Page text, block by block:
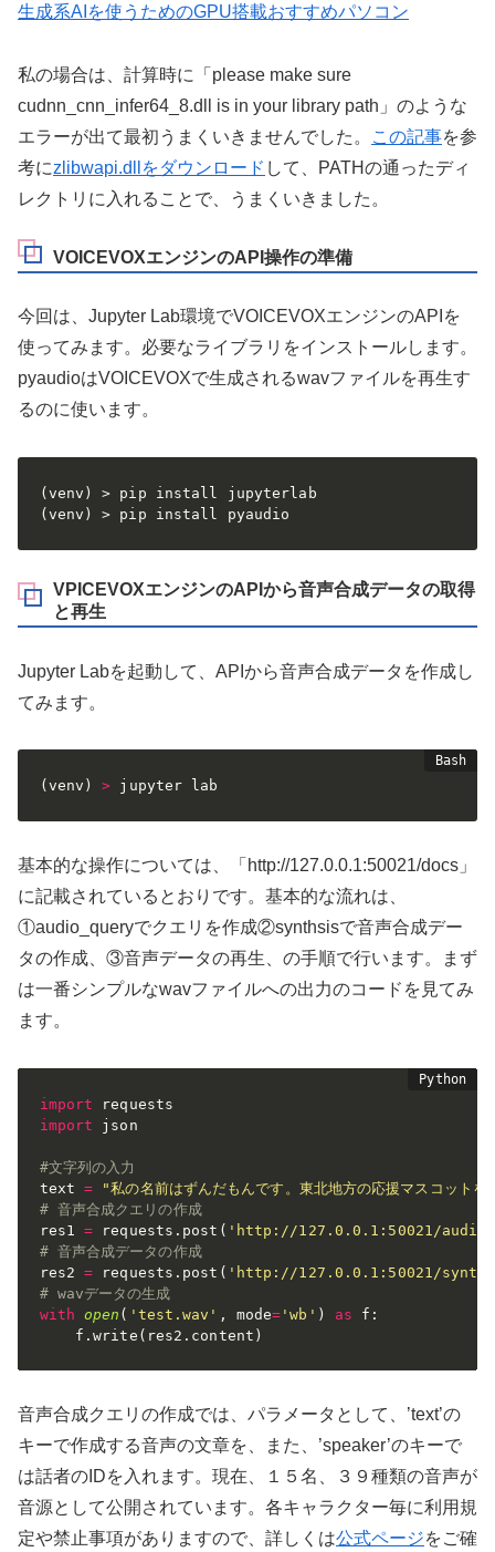
生成系AIを使うためのGPU搭載おすすめパソコン
私の場合は、計算時に「please make sure
cudnn_cnn_infer64_8.dll is in your library path」のような
エラーが出て最初うまくいきませんでした。
この記事を参
考にzlibwapi.dllをダウンロード して、PATHの通ったディ
レクトリに入れることで、うまくいきました。
VOICEVOXエンジンのAPI操作の準備
今回は、Jupyter Lab環境でVOICEVOXエンジンのAPIを
使ってみます。必要なライブラリをインストールします。
pyaudioはVOICEVOXで生成されるwavファイルを再生す
るのに使います。
(venv) > pip install jupyterlab
(venv) > pip install pyaudio
VPICEVOXエンジンのAPIから音声合成データの取得
と再生
Jupyter Labを起動して、APIから音声合成データを作成し
てみます。
( venv ) > jupyter lab
基本的な操作については、「http://127.0.0.1:50021/docs」
に記載されているとおりです。基本的な流れは、
①audio_queryでクエリを作成②synthsisで音声合成デー
タの作成、③音声データの再生、の手順で行います。まず
は一番シンプルなwavファイルへの出力のコードを見てみ
ます。
import
import json
#文字列の入力
text =
"私の名前はずんだもんです。東北地方の応援マスコット
# 音声合成クエリの作成
res1 = requests . post ( 'http://127.0.0.1:50021/
# 音声合成データの作成
res2 = requests . post ( 'http://127.0.0.1:50021/
# wavデータの生成
with
open ( 'test.wav' , mode= 'wb' ) as f :
    f
.write ( res2 . content )
音声合成クエリの作成では、パラメータとして、’text’の
キーで作成する音声の文章を、また、’speaker’のキーで
は話者のIDを入れます。現在、１５名、３９種類の音声が
音源として公開されています。各キャラクター毎に利用規
定や禁止事項がありますので、詳しくは公式ページをご確